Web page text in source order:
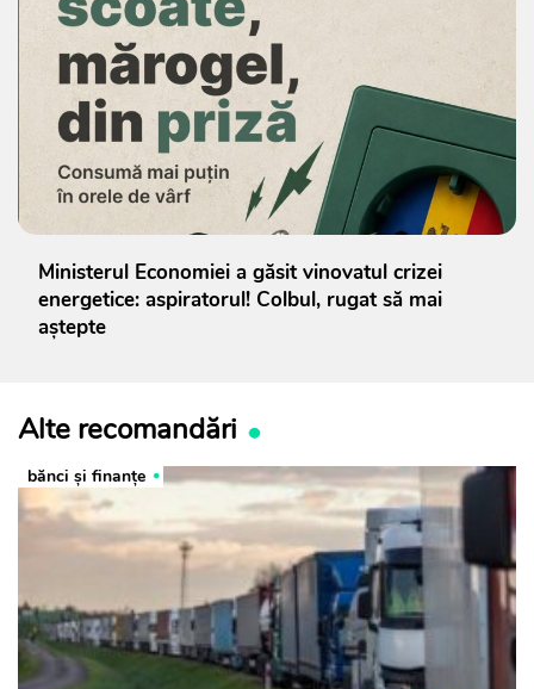
Ministerul Economiei a găsit vinovatul crizei
energetice: aspiratorul! Colbul, rugat să mai
aștepte
Alte recomandări
bănci şi finanţe